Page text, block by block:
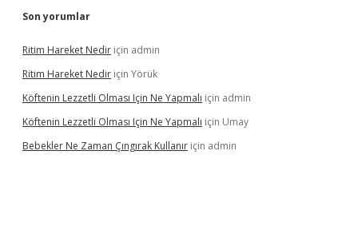
Son yorumlar
Ritim Hareket Nedir için admin
Ritim Hareket Nedir için Yörük
Köftenin Lezzetli Olması Için Ne Yapmalı için admin
Köftenin Lezzetli Olması Için Ne Yapmalı için Umay
Bebekler Ne Zaman Çıngırak Kullanır için admin